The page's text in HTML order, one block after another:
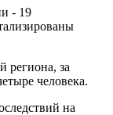
- 19
региона, за
человека.
на